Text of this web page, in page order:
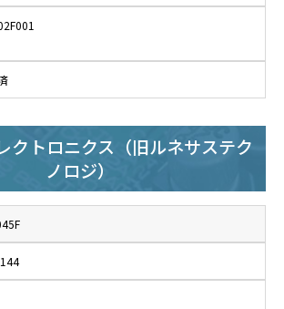
クトロニクス（旧ルネサステク
ノロジ）